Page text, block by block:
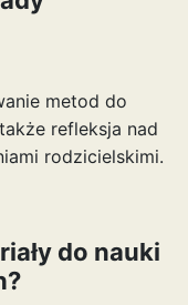
metod do
refleksja nad
rodzicielskimi.
do nauki